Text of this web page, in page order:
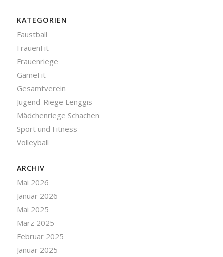
KATEGORIEN
Faustball
FrauenFit
Frauenriege
GameFit
Gesamtverein
Jugend-Riege Lenggis
Mädchenriege Schachen
Sport und Fitness
Volleyball
ARCHIV
Mai 2026
Januar 2026
Mai 2025
März 2025
Februar 2025
Januar 2025